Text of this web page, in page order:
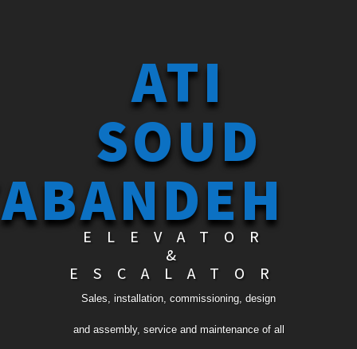
ATI
SOUD
ELEVATOR
&
ESCALATOR
Sales, installation, commissioning, design
and assembly, service and maintenance of all